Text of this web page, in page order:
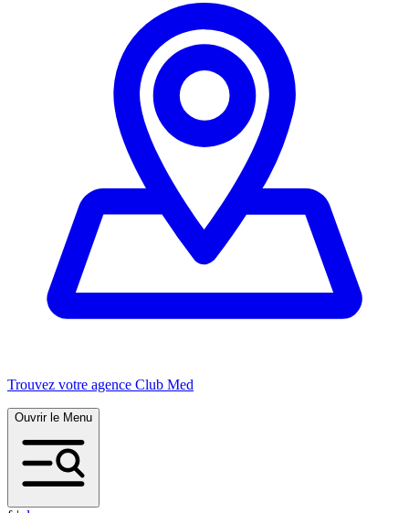
Trouvez votre agence Club Med
Ouvrir le Menu